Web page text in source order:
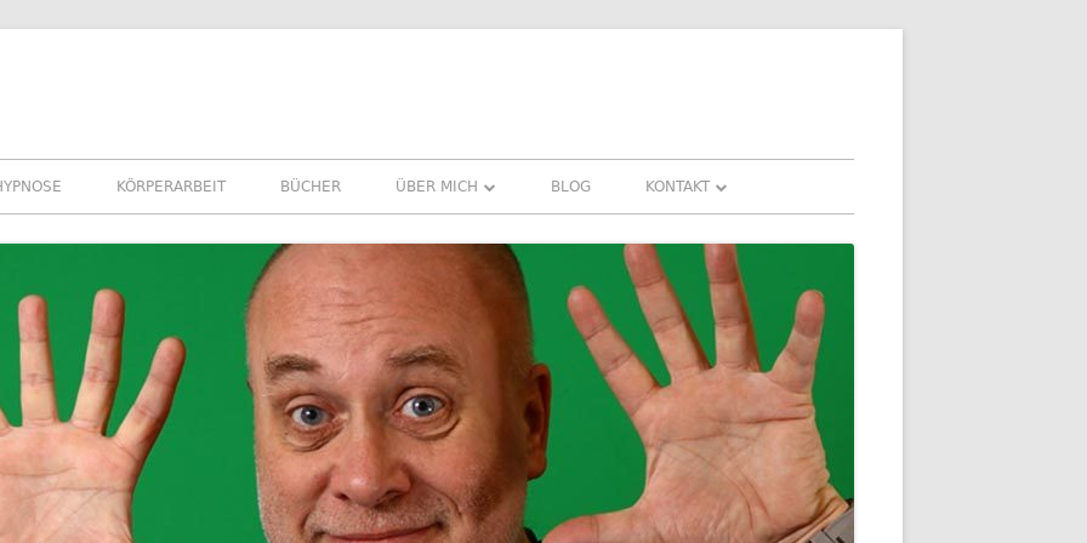
KÖRPERARBEIT BÜCHER ÜBER MICH
REFERENZEN ERFAHRUNGEN UND
NEWSLETTER
BLOG KONTAKT
DOWNLOADS
FAQ
DATENSCHUTZ
IMPRESSUM